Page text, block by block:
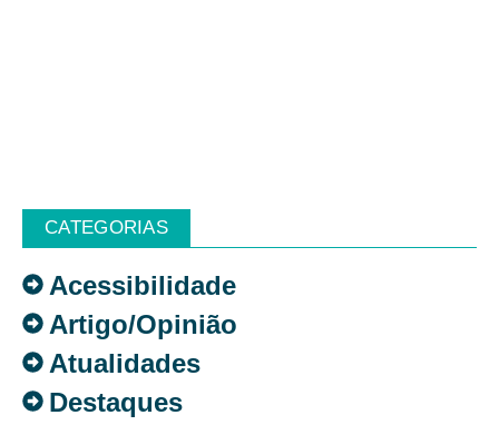
CATEGORIAS
Acessibilidade
Artigo/Opinião
Atualidades
Destaques